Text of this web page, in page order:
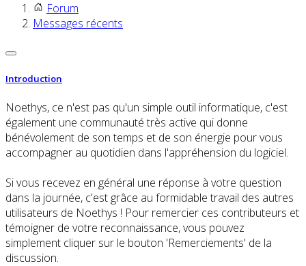
Forum
Messages récents
Introduction
Noethys, ce n'est pas qu'un simple outil informatique, c'est
également une communauté très active qui donne
bénévolement de son temps et de son énergie pour vous
accompagner au quotidien dans l'appréhension du logiciel.
Si vous recevez en général une réponse à votre question
dans la journée, c'est grâce au formidable travail des autres
utilisateurs de Noethys ! Pour remercier ces contributeurs et
témoigner de votre reconnaissance, vous pouvez
simplement cliquer sur le bouton 'Remerciements' de la
discussion.